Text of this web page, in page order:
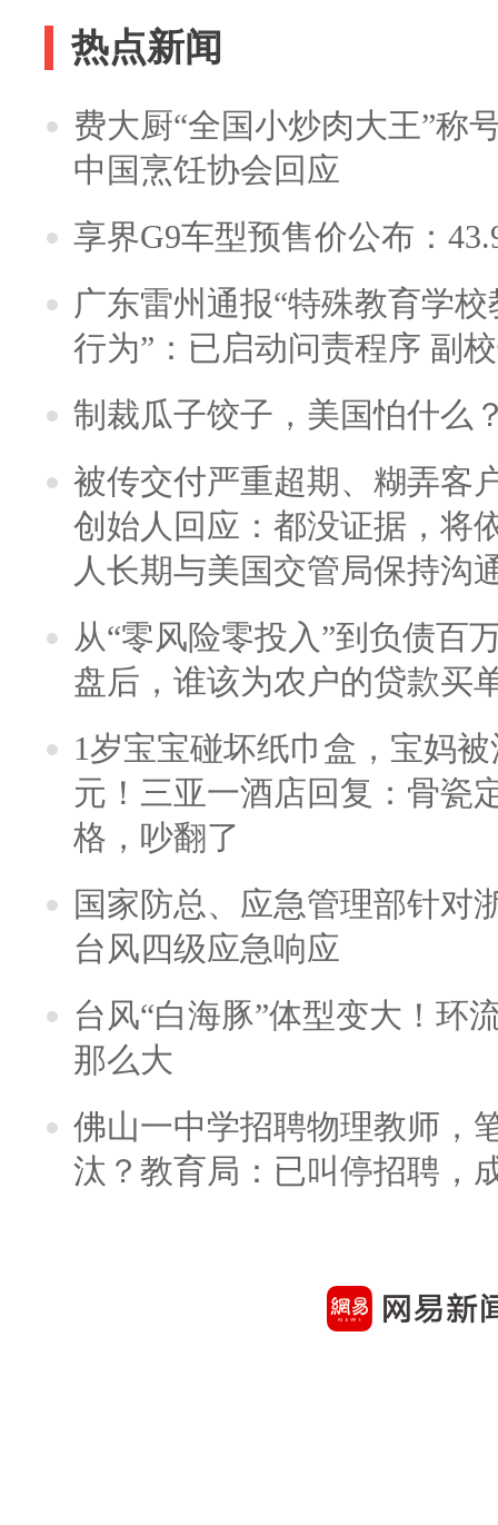
热点新闻
费大厨“全国小炒肉大王”称
中国烹饪协会回应
享界G9车型预售价公布：
广东雷州通报“特殊教育学
行为”：已启动问责程序 副
制裁瓜子饺子，美国怕什么
被传交付严重超期、糊弄客
创始人回应：都没证据，将
人长期与美国交管局保持沟
从“零风险零投入”到负债百
盘后，谁该为农户的贷款买
1岁宝宝碰坏纸巾盒，宝妈
元！三亚一酒店回复：骨瓷
格，吵翻了
国家防总、应急管理部针对
台风四级应急响应
台风“白海豚”体型变大！环
那么大
佛山一中学招聘物理教师，
汰？教育局：已叫停招聘，